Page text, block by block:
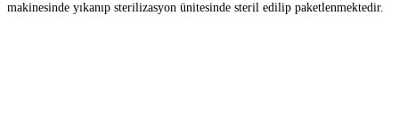
makinesinde yıkanıp sterilizasyon ünitesinde steril edilip paketlenmektedir.